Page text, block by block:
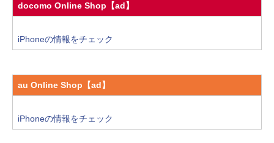
docomo Online Shop【ad】
iPhoneの情報をチェック
au Online Shop【ad】
iPhoneの情報をチェック